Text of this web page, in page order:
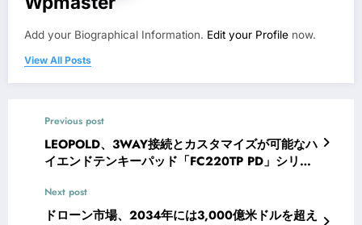
Add your Biographical Information. Edit your Profile now.
View All Posts
Previous post
LEOPOLD、3WAY接続とカスタマイズが可能なハ
イエンドテンキーパッド「FC220TP PD」シリー
Next post
ドローン市場、2034年には3,000億米ドルを超え